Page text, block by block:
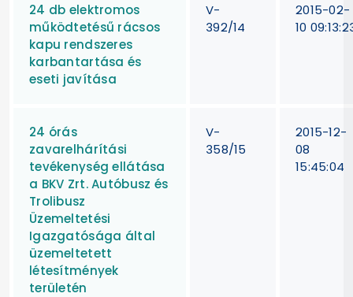
24 db elektromos
működtetésű rácsos
kapu rendszeres
karbantartása és
eseti javítása
V-
392/14
2015-02-
10
24 órás
zavarelhárítási
tevékenység ellátása
a BKV Zrt. Autóbusz és
Trolibusz
Üzemeltetési
Igazgatósága által
üzemeltetett
létesítmények
területén
V-
358/15
2015-12-
08
15:45:04